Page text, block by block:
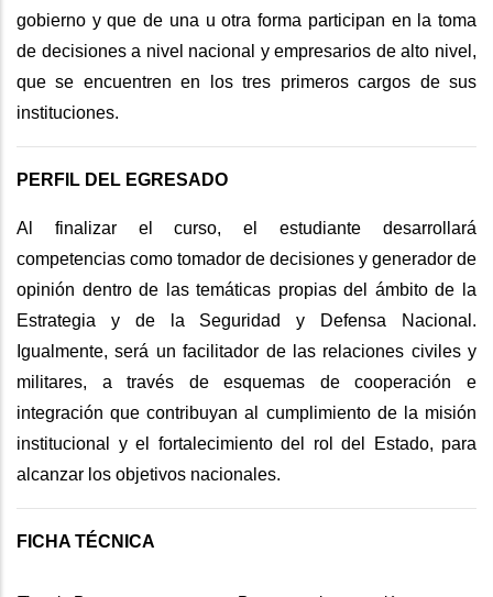
gobierno y que de una u otra forma participan en la toma
de decisiones a nivel nacional y empresarios de alto nivel,
que se encuentren en los tres primeros cargos de sus
instituciones.
PERFIL DEL EGRESADO
Al finalizar el curso, el estudiante desarrollará
competencias como tomador de decisiones y generador de
opinión dentro de las temáticas propias del ámbito de la
Estrategia y de la Seguridad y Defensa Nacional.
Igualmente, será un facilitador de las relaciones civiles y
militares, a través de esquemas de cooperación e
integración que contribuyan al cumplimiento de la misión
institucional y el fortalecimiento del rol del Estado, para
alcanzar los objetivos nacionales.
FICHA TÉCNICA